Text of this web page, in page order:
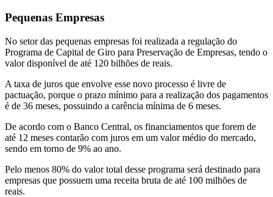
Pequenas Empresas
No setor das pequenas empresas foi realizada a regulação do
Programa de Capital de Giro para Preservação de Empresas, tendo o
valor disponível de até 120 bilhões de reais.
A taxa de juros que envolve esse novo processo é livre de
pactuação, porque o prazo mínimo para a realização dos pagamentos
é de 36 meses, possuindo a carência mínima de 6 meses.
De acordo com o Banco Central, os financiamentos que forem de
até 12 meses contarão com juros em um valor médio do mercado,
sendo em torno de 9% ao ano.
Pelo menos 80% do valor total desse programa será destinado para
empresas que possuem uma receita bruta de até 100 milhões de
reais.